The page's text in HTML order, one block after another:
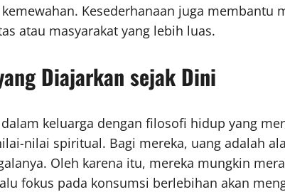
Kesederhanaan juga membantu
atau masyarakat yang lebih luas.
Diajarkan sejak Dini
keluarga dengan filosofi hidup yang
nilai spiritual. Bagi mereka, uang adalah
Oleh karena itu, mereka mungkin
fokus pada konsumsi berlebihan akan